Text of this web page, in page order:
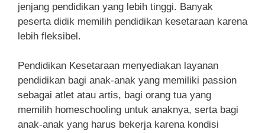
jenjang pendidikan yang lebih tinggi. Banyak
peserta didik memilih pendidikan kesetaraan karena
lebih fleksibel.
Pendidikan Kesetaraan menyediakan layanan
pendidikan bagi anak-anak yang memiliki passion
sebagai atlet atau artis, bagi orang tua yang
memilih homeschooling untuk anaknya, serta bagi
anak-anak yang harus bekerja karena kondisi